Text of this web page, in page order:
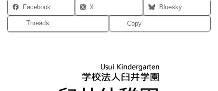
Facebook X Bluesky
Threads Copy